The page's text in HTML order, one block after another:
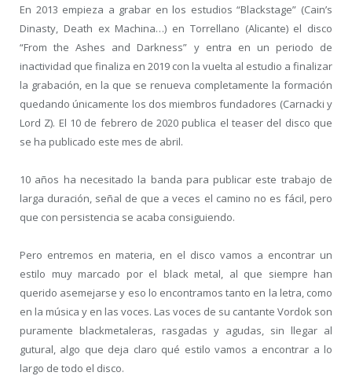
En 2013 empieza a grabar en los estudios “Blackstage” (Cain’s
Dinasty, Death ex Machina…) en Torrellano (Alicante) el disco
“From the Ashes and Darkness” y entra en un periodo de
inactividad que finaliza en 2019 con la vuelta al estudio a finalizar
la grabación, en la que se renueva completamente la formación
quedando únicamente los dos miembros fundadores (Carnacki y
Lord Z). El 10 de febrero de 2020 publica el teaser del disco que
se ha publicado este mes de abril.
10 años ha necesitado la banda para publicar este trabajo de
larga duración, señal de que a veces el camino no es fácil, pero
que con persistencia se acaba consiguiendo.
Pero entremos en materia, en el disco vamos a encontrar un
estilo muy marcado por el black metal, al que siempre han
querido asemejarse y eso lo encontramos tanto en la letra, como
en la música y en las voces. Las voces de su cantante Vordok son
puramente blackmetaleras, rasgadas y agudas, sin llegar al
gutural, algo que deja claro qué estilo vamos a encontrar a lo
largo de todo el disco.